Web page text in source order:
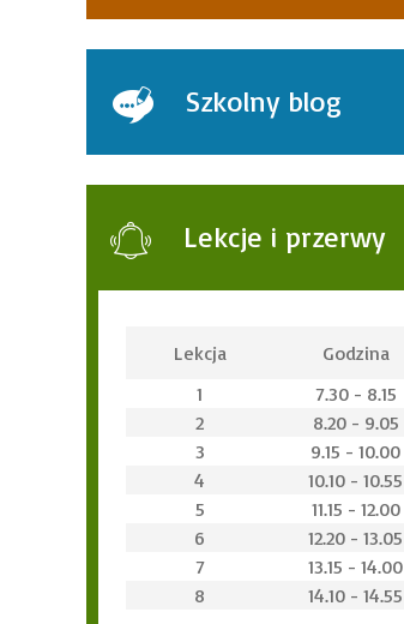
Szkolny blog
Lekcje i przerwy
Lekcja
Godzina
1
7.30 - 8.15
2
8.20 - 9.05
3
9.15 - 10.00
4
10.10 - 10.55
5
11.15 - 12.00
6
12.20 - 13.05
7
13.15 - 14.00
8
14.10 - 14.55